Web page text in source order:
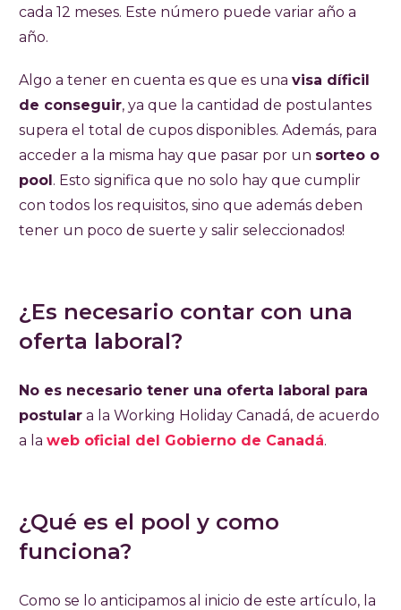
cada 12 meses. Este número puede variar año a
año.
Algo a tener en cuenta es que es una visa díficil
de conseguir, ya que la cantidad de postulantes
supera el total de cupos disponibles. Además, para
acceder a la misma hay que pasar por un sorteo o
pool . Esto significa que no solo hay que cumplir
con todos los requisitos, sino que además deben
tener un poco de suerte y salir seleccionados!
¿Es necesario contar con una
oferta laboral?
No es necesario tener una oferta laboral para
postular a la Working Holiday Canadá, de acuerdo
a la web oficial del Gobierno de Canadá.
¿Qué es el pool y como
funciona?
Como se lo anticipamos al inicio de este artículo, la